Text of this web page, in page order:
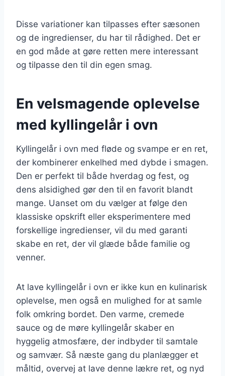
Disse variationer kan tilpasses efter sæsonen
og de ingredienser, du har til rådighed. Det er
en god måde at gøre retten mere interessant
og tilpasse den til din egen smag.
En velsmagende oplevelse
med kyllingelår i ovn
Kyllingelår i ovn med fløde og svampe er en ret,
der kombinerer enkelhed med dybde i smagen.
Den er perfekt til både hverdag og fest, og
dens alsidighed gør den til en favorit blandt
mange. Uanset om du vælger at følge den
klassiske opskrift eller eksperimentere med
forskellige ingredienser, vil du med garanti
skabe en ret, der vil glæde både familie og
venner.
At lave kyllingelår i ovn er ikke kun en kulinarisk
oplevelse, men også en mulighed for at samle
folk omkring bordet. Den varme, cremede
sauce og de møre kyllingelår skaber en
hyggelig atmosfære, der indbyder til samtale
og samvær. Så næste gang du planlægger et
måltid, overvej at lave denne lækre ret, og nyd